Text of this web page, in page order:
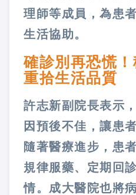
理師等成員，為患
生活協助。
確診別再恐慌
重拾生活品質
許志新副院長表示
因預後不佳，讓患
隨著醫療進步，患
規律服藥、定期回
情。成大醫院也將